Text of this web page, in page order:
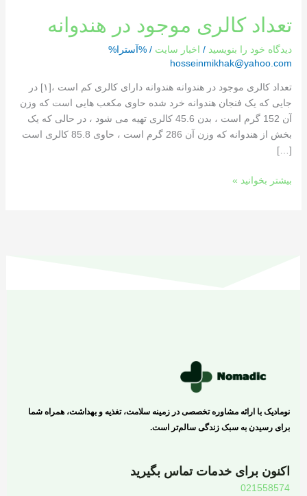
تعداد کالری موجود در هندوانه
دیدگاه‌ خود را بنویسید / اخبار سایت / %آسترا%
hosseinmikhak@yahoo.com
تعداد کالری موجود در هندوانه هندوانه دارای کالری کم است ،[١] در
جایی که یک فنجان هندوانه خرد شده حاوی مکعب هایی است که وزن
آن 152 گرم است ، بدن 45.6 کالری تهیه می شود ، در حالی که یک
بخش از هندوانه که وزن آن 286 گرم است ، حاوی 85.8 کالری است
[…]
بیشتر بخوانید »
نومادیک با ارائه مشاوره تخصصی در زمینه سلامت، تغذیه و بهداشت، همراه شما
برای رسیدن به سبک زندگی سالم‌تر است.
اکنون برای خدمات تماس بگیرید
021558574